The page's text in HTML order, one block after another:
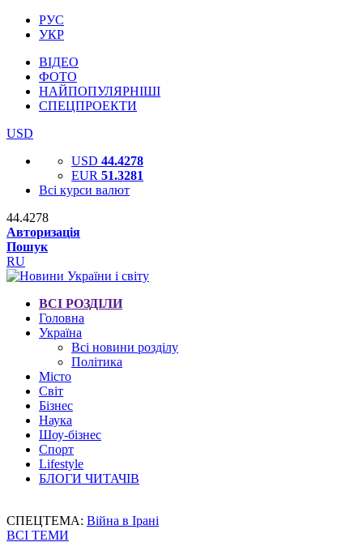
РУС
УКР
ВІДЕО
ФОТО
НАЙПОПУЛЯРНІШІ
СПЕЦПРОЕКТИ
USD
USD 44.4278
EUR 51.3281
Всі курси валют
44.4278
Авторизація
Пошук
RU
ВСІ РОЗДІЛИ
Головна
Україна
Всі новини розділу
Політика
Місто
Світ
Бізнес
Наука
Шоу-бізнес
Спорт
Lifestyle
БЛОГИ ЧИТАЧІВ
СПЕЦТЕМА: Війна в Ірані
ВСІ ТЕМИ